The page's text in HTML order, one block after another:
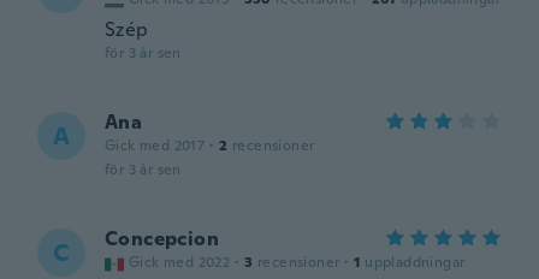
Szép
för 3 år sen
A Ana
Gick med 2017 · 2 recensioner
för 3 år sen
C Concepcion
Gick med 2022 · 3 recensioner · 1 uppladdningar